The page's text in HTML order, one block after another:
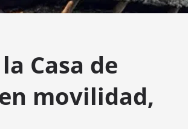
Casa de
movilidad,